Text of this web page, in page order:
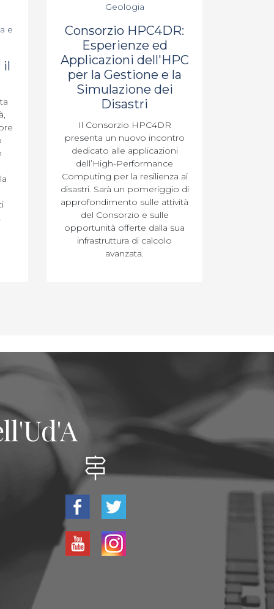
e
il
Geologia
Consorzio HPC4DR:
Esperienze ed
Applicazioni dell'HPC
per la Gestione e la
Simulazione dei
Disastri
Il Consorzio HPC4DR
presenta un nuovo incontro
dedicato alle applicazioni
dell’High-Performance
Computing per la resilienza ai
disastri. Sarà un pomeriggio di
approfondimento sulle attività
del Consorzio e sulle
opportunità offerte dalla sua
infrastruttura di calcolo
avanzata.